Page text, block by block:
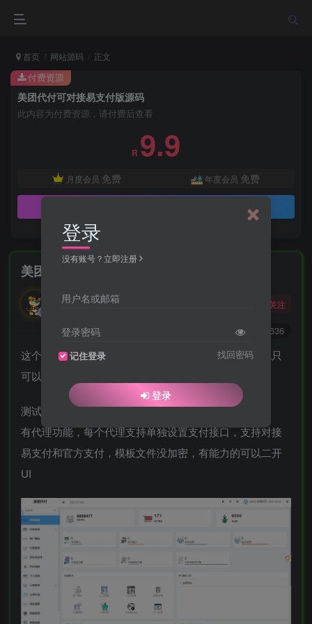
首页 网站源码 正文
美团代付可对接易支付版源码
此内容为付费资源，请付费后查看
R 9.9
月度会员 免费 年度会员 免费
付费资源
美团代付可对接易支付版源码
勇敢的大野狼 关注
1.5W+ 1636
这个版本是很久之前的了，页面比较老，代付的链接也只
可以单个生成，需要做成卡片
测试环境：PHP7.2，Mysql5.6
有代理功能，每个代理支持单独设置支付接口，支持对接
易支付和官方支付，模板文件没加密，有能力的可以二开
UI
登录
没有账号？立即注册
用户名或邮箱
登录密码
记住登录 找回密码
登录